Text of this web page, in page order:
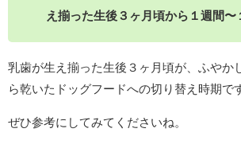
え揃った生後３ヶ月頃から１週間〜
乳歯が生え揃った生後３ヶ月頃が、ふやか
ら乾いたドッグフードへの切り替え時期で
ぜひ参考にしてみてくださいね。